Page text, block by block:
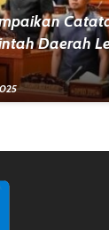
Daerah